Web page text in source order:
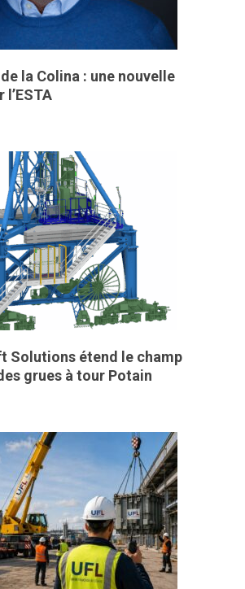
la Colina : une nouvelle
Solutions étend le champ
grues à tour Potain